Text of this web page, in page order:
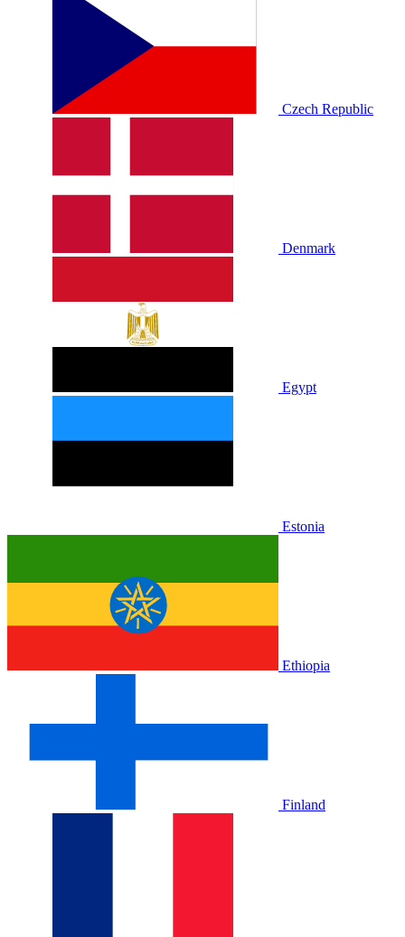
Czech Republic
Denmark
Egypt
Estonia
Ethiopia
Finland